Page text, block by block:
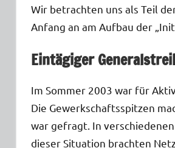
Wir betrachten uns als Teil
Anfang an am Aufbau der
Eintägiger
Im Sommer 2003 war für
Die Gewerkschaftsspitzen
war gefragt. In
dieser Situation brachten